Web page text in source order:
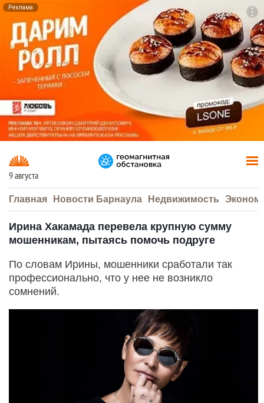
Реклама
9 августа
Главная Новости Барнаула Недвижимость
Ирина Хакамада перевела крупную сумму
мошенникам, пытаясь помочь подруге
По словам Ирины, мошенники сработали так
профессионально, что у нее не возникло
сомнений.